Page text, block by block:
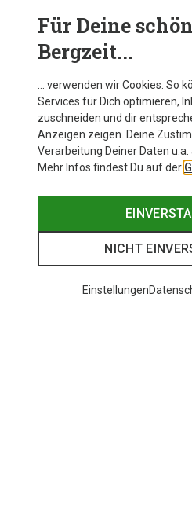
Du sparst 63%
Für Deine
Bergzeit...
… verwenden wir Cookies. So
Services für Dich optimieren,
zuschneiden und dir
Anzeigen zeigen. Deine
Verarbeitung Deiner Daten u.a.
Mehr Infos findest Du auf der
NICHT
Einstellungen